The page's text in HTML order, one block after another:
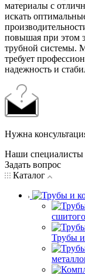
материалы с
искать
повышая при этом
трубной системы.
требует
надежность и
Нужна
Наши специалисты
Задать вопрос
Каталог
Трубы